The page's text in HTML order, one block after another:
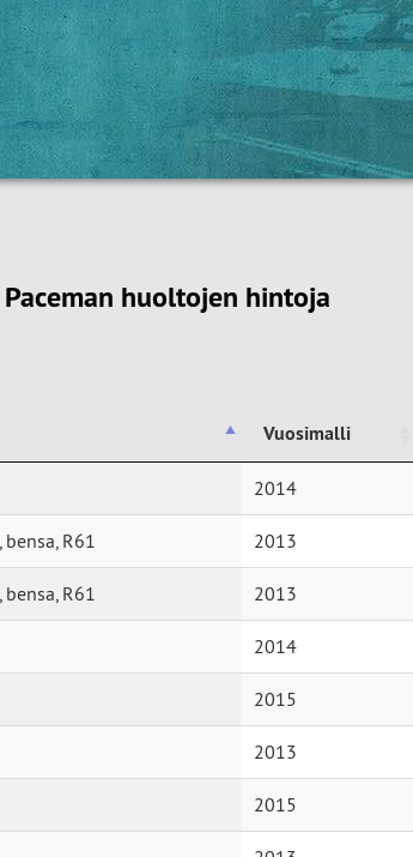
huoltojen hintoja
Vuosimalli
Vuosimalli
2014
R61 2013
R61 2013
2014
2015
2013
2015